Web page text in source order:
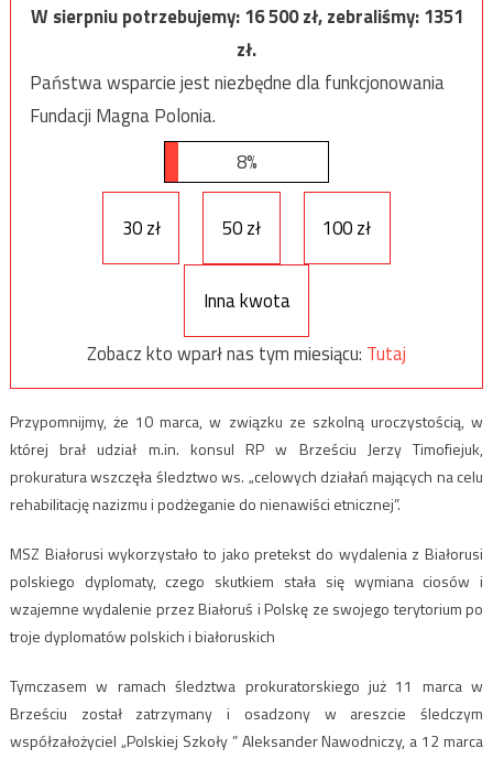
W sierpniu potrzebujemy:16 500zł, zebraliśmy:1351
zł.
Państwa wsparcie jest niezbędne dla funkcjonowania
Fundacji Magna Polonia.
8%
30 zł 50 zł 100 zł
Inna kwota
Zobacz kto wparł nas tym miesiącu: Tutaj
Przypomnijmy, że 10 marca, w związku ze szkolną uroczystością, w
której brał udział m.in. konsul RP w Brześciu Jerzy Timofiejuk,
prokuratura wszczęła śledztwo ws. „celowych działań mających na celu
rehabilitację nazizmu i podżeganie do nienawiści etnicznej”.
MSZ Białorusi wykorzystało to jako pretekst do wydalenia z Białorusi
polskiego dyplomaty, czego skutkiem stała się wymiana ciosów i
wzajemne wydalenie przez Białoruś i Polskę ze swojego terytorium po
troje dyplomatów polskich i białoruskich
Tymczasem w ramach śledztwa prokuratorskiego już 11 marca w
Brześciu został zatrzymany i osadzony w areszcie śledczym
współzałożyciel „Polskiej Szkoły ” Aleksander Nawodniczy, a 12 marca